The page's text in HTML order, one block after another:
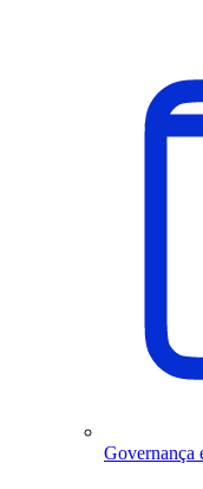
Governança